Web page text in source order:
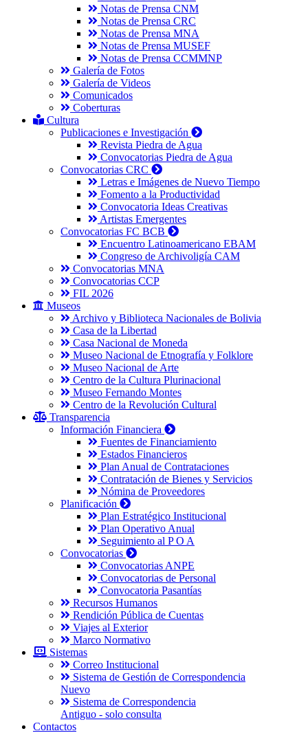
Notas de Prensa CNM
Notas de Prensa CRC
Notas de Prensa MNA
Notas de Prensa MUSEF
Notas de Prensa CCMMNP
Galería de Fotos
Galería de Videos
Comunicados
Coberturas
Cultura
Publicaciones e Investigación
Revista Piedra de Agua
Convocatorias Piedra de Agua
Convocatorias CRC
Letras e Imágenes de Nuevo Tiempo
Fomento a la Productividad
Convocatoria Ideas Creativas
Artistas Emergentes
Convocatorias FC BCB
Encuentro Latinoamericano EBAM
Congreso de Archivoligía CAM
Convocatorias MNA
Convocatorias CCP
FIL 2026
Museos
Archivo y Biblioteca Nacionales de Bolivia
Casa de la Libertad
Casa Nacional de Moneda
Museo Nacional de Etnografía y Folklore
Museo Nacional de Arte
Centro de la Cultura Plurinacional
Museo Fernando Montes
Centro de la Revolución Cultural
Transparencia
Información Financiera
Fuentes de Financiamiento
Estados Financieros
Plan Anual de Contrataciones
Contratación de Bienes y Servicios
Nómina de Proveedores
Planificación
Plan Estratégico Institucional
Plan Operativo Anual
Seguimiento al P O A
Convocatorias
Convocatorias ANPE
Convocatorias de Personal
Convocatoria Pasantías
Recursos Humanos
Rendición Pública de Cuentas
Viajes al Exterior
Marco Normativo
Sistemas
Correo Institucional
Sistema de Gestión de Correspondencia
Nuevo
Sistema de Correspondencia
Antiguo - solo consulta
Contactos